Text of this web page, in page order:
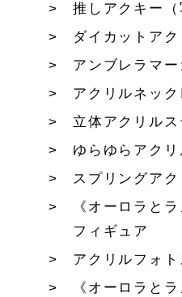
推しアクキー（
ダイカットア
アンブレラマー
アクリルネック
立体アクリルス
ゆらゆらアク
スプリングア
《オーロラと
フィギュア
アクリルフォト
《オーロラと